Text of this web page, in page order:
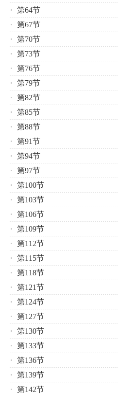
第64节
第67节
第70节
第73节
第76节
第79节
第82节
第85节
第88节
第91节
第94节
第97节
第100节
第103节
第106节
第109节
第112节
第115节
第118节
第121节
第124节
第127节
第130节
第133节
第136节
第139节
第142节